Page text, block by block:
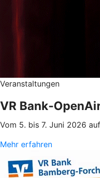
Veranstaltungen
VR Bank-
Vom 5. bis 7. Juni 2026
Mehr erfahren